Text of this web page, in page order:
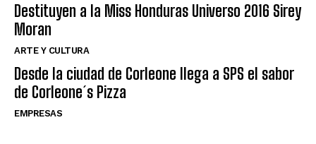
Destituyen a la Miss Honduras Universo 2016 Sirey
Moran
ARTE Y CULTURA
Desde la ciudad de Corleone llega a SPS el sabor
de Corleone´s Pizza
EMPRESAS